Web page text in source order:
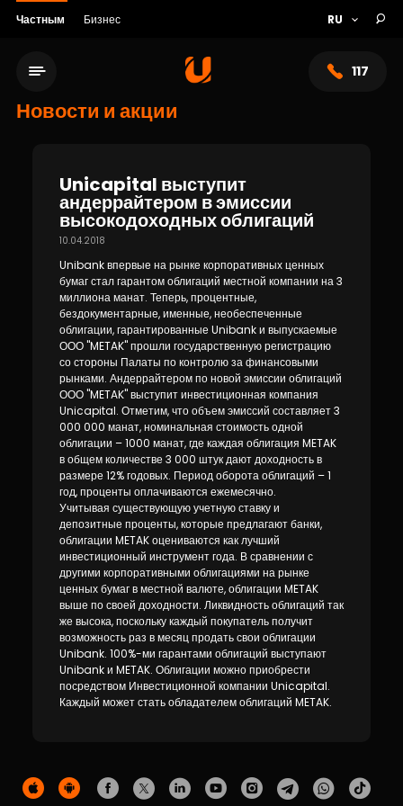
Частным Бизнес
117
Сеть обслуживания
О банке
Устойчивость
Кешбэк
Тарифы
Кадровые ресурсы
Связь с банком
F.A.Q
Новости и акции
Unicapital выступит
андеррайтером в эмиссии
высокодоходных облигаций
10.04.2018
Unibank впервые на рынке корпоративных ценных
бумаг стал гарантом облигаций местной компании на 3
миллиона манат. Теперь, процентные,
бездокументарные, именные, необеспеченные
облигации, гарантированные Unibank и выпускаемые
ООО "METAK" прошли государственную регистрацию
со стороны Палаты по контролю за финансовыми
рынками. Андеррайтером по новой эмиссии облигаций
ООО "METAK" выступит инвестиционная компания
Unicapital. Отметим, что объем эмиссий составляет 3
000 000 манат, номинальная стоимость одной
облигации – 1000 манат, где каждая облигация METAK
в общем количестве 3 000 штук дают доходность в
размере 12% годовых. Период оборота облигаций – 1
год, проценты оплачиваются ежемесячно.
Учитывая существующую учетную ставку и
депозитные проценты, которые предлагают банки,
облигации METAK оцениваются как лучший
инвестиционный инструмент года. В сравнении с
другими корпоративными облигациями на рынке
ценных бумаг в местной валюте, облигации METAK
выше по своей доходности. Ликвидность облигаций так
же высока, поскольку каждый покупатель получит
возможность раз в месяц продать свои облигации
Unibank. 100%-ми гарантами облигаций выступают
Unibank и METAK. Облигации можно приобрести
посредством Инвестиционной компании Unicapital.
Каждый может стать обладателем облигаций METAK.